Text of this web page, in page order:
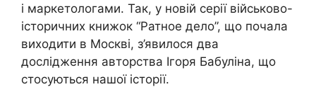
і маркетологами. Так, у новій серії військово-
історичних книжок “Ратное дело”, що почала
виходити в Москві, з’явилося два
дослідження авторства Ігоря Бабуліна, що
стосуються нашої історії.